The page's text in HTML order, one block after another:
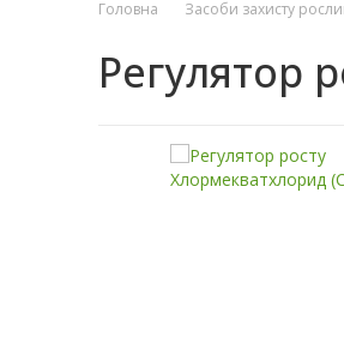
Головна Засоби захисту
Регулятор